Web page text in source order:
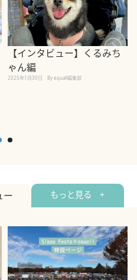
【インタビュー】くるみち
ゃん編
2025年1月30日 By equall編集部
もっと見る +